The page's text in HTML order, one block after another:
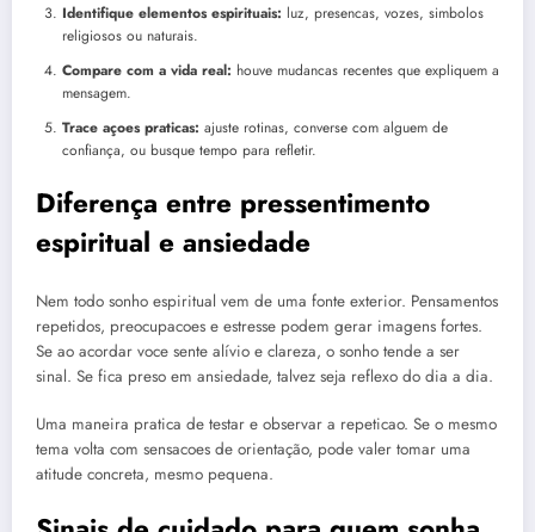
Identifique elementos espirituais: luz, presencas, vozes, simbolos
religiosos ou naturais.
Compare com a vida real: houve mudancas recentes que expliquem a
mensagem.
Trace açoes praticas: ajuste rotinas, converse com alguem de
confiança, ou busque tempo para refletir.
Diferença entre pressentimento
espiritual e ansiedade
Nem todo sonho espiritual vem de uma fonte exterior. Pensamentos
repetidos, preocupacoes e estresse podem gerar imagens fortes.
Se ao acordar voce sente alívio e clareza, o sonho tende a ser
sinal. Se fica preso em ansiedade, talvez seja reflexo do dia a dia.
Uma maneira pratica de testar e observar a repeticao. Se o mesmo
tema volta com sensacoes de orientação, pode valer tomar uma
atitude concreta, mesmo pequena.